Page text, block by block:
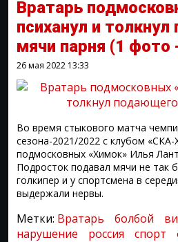
Вратарь
психанул и
мячи парня (1 фото
26 мая 2022 13:33
Во время стыкового матча
сезона-2021/2022 с клубом «СКА-
подмосковных «Химок» Илья
Подросток подавал мячи не так
голкипер и у спортсмена в
выдержали нервы.
Метки: Вратарь болбой
нарушение
россия спорт